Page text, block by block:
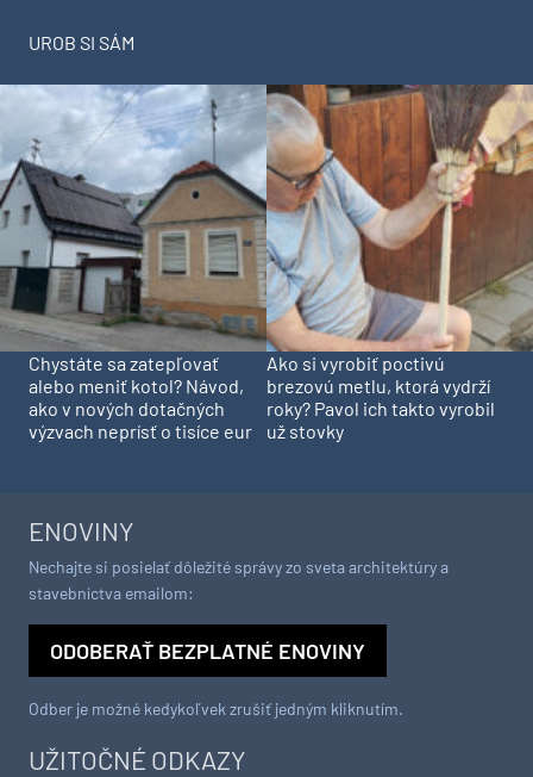
UROB SI SÁM
Chystáte sa zatepľovať
alebo meniť kotol? Návod,
ako v nových dotačných
výzvach neprísť o tisíce eur
Ako si vyrobiť poctivú
brezovú metlu, ktorá vydrží
roky? Pavol ich takto vyrobil
už stovky
UŽITOČNÉ ODKAZY
ENOVINY
Nechajte si posielať dôležité správy zo sveta architektúry a
stavebníctva emailom:
ODOBERAŤ BEZPLATNÉ ENOVINY
Odber je možné kedykoľvek zrušiť jedným kliknutím.